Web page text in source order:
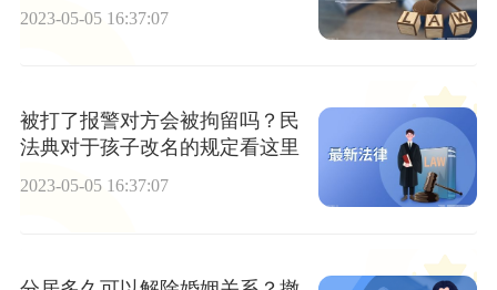
2023-05-05 16:37:07
被打了报警对方会被拘留吗？民
法典对于孩子改名的规定看这里
2023-05-05 16:37:07